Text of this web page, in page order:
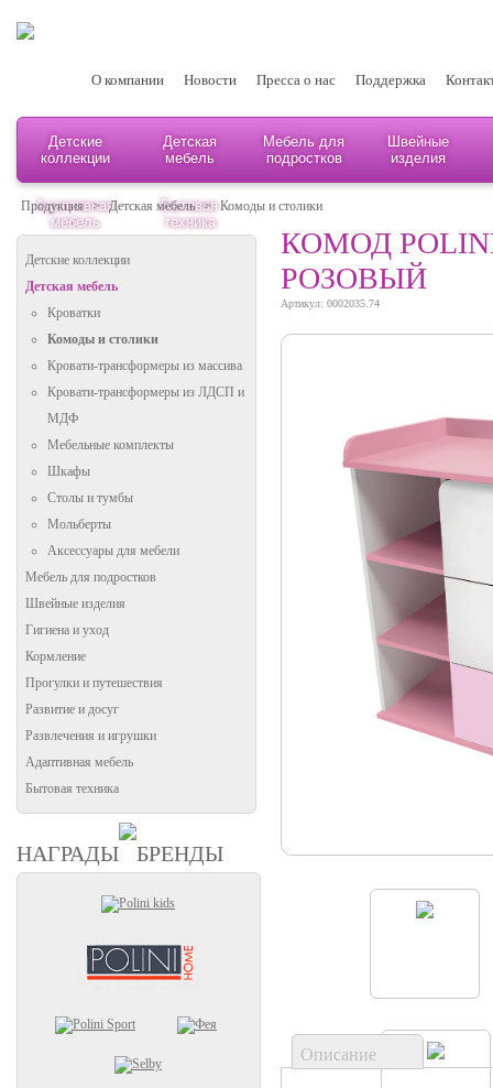
О компании Новости Пресса о нас Поддержка
Детские
коллекции
Детская
мебель
Мебель для
подростков
Швейные
изделия
Адаптивная
мебель
Бытовая
техника
Продукция > Детская мебель > Комоды и столики
Детские коллекции
Детская мебель
Кроватки
Комоды и столики
Кровати-трансформеры из массива
Кровати-трансформеры из ЛДСП и
МДФ
Мебельные комплекты
Шкафы
Столы и тумбы
Мольберты
Аксессуары для мебели
Мебель для подростков
Швейные изделия
Гигиена и уход
Кормление
Прогулки и путешествия
Развитие и досуг
Развлечения и игрушки
Адаптивная мебель
Бытовая техника
НАГРАДЫ БРЕНДЫ
КОМОД
РОЗОВЫЙ
Артикул: 0002035.74
Описание